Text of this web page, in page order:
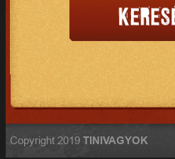
Copyright 2019 TINIVAGYOK